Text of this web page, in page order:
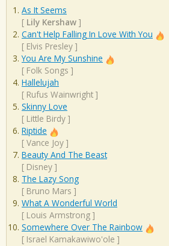
As It Seems
[ Lily Kershaw ]
Can't Help Falling In Love With You
[ Elvis Presley ]
You Are My Sunshine
[ Folk Songs ]
Hallelujah
[ Rufus Wainwright ]
Skinny Love
[ Little Birdy ]
Riptide
[ Vance Joy ]
Beauty And The Beast
[ Disney ]
The Lazy Song
[ Bruno Mars ]
What A Wonderful World
[ Louis Armstrong ]
Somewhere Over The Rainbow
[ Israel Kamakawiwo'ole ]